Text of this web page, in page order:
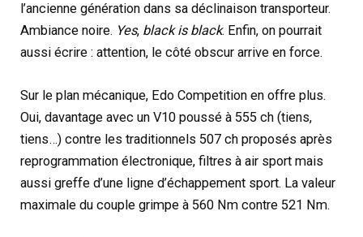
l’ancienne génération dans sa déclinaison transporteur.
Ambiance noire. Yes, black is black. Enfin, on pourrait
aussi écrire : attention, le côté obscur arrive en force.
Sur le plan mécanique, Edo Competition en offre plus.
Oui, davantage avec un V10 poussé à 555 ch (tiens,
tiens…) contre les traditionnels 507 ch proposés après
reprogrammation électronique, filtres à air sport mais
aussi greffe d’une ligne d’échappement sport. La valeur
maximale du couple grimpe à 560 Nm contre 521 Nm.